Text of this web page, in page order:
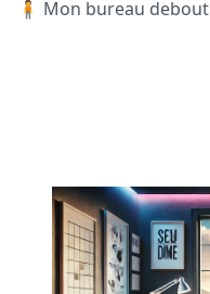
🧍 Mon bureau debout